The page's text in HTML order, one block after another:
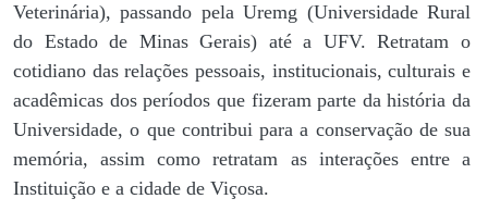
Veterinária), passando pela Uremg (Universidade Rural
do Estado de Minas Gerais) até a UFV. Retratam o
cotidiano das relações pessoais, institucionais, culturais e
acadêmicas dos períodos que fizeram parte da história da
Universidade, o que contribui para a conservação de sua
memória, assim como retratam as interações entre a
Instituição e a cidade de Viçosa.